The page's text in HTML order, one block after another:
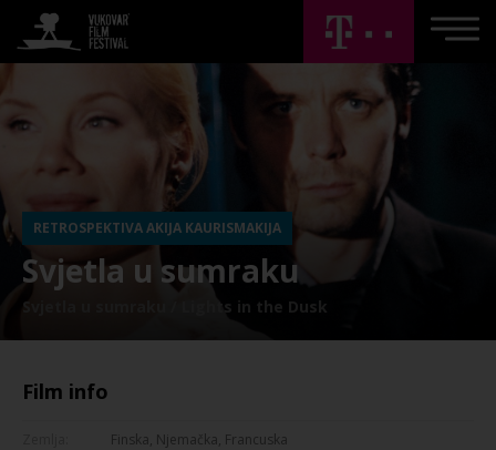
RETROSPEKTIVA AKIJA KAURISMAKIJA
Svjetla u sumraku
Svjetla u sumraku / Lights in the Dusk
Film info
Finska, Njemačka, Francuska